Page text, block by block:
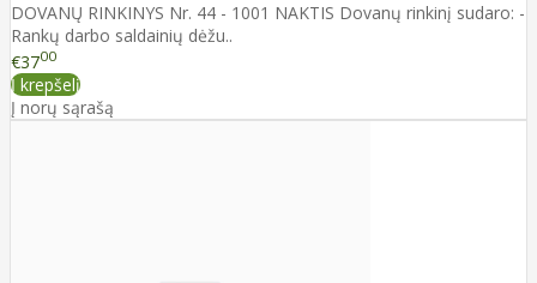
DOVANŲ RINKINYS Nr. 44 - 1001 NAKTIS Dovanų rinkinį sudaro: -
Rankų darbo saldainių dėžu..
€3700
Į krepšelį
Į norų sąrašą